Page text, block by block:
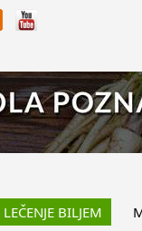
LEČENJE BILJEM